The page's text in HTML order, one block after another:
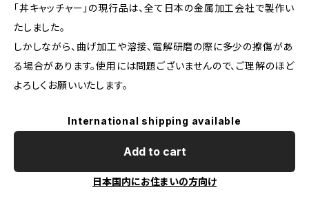
「丼キャッチャー」の現行品は、全て日本の金属加工会社で製作い
たしました。
しかしながら、曲げ加工や溶接、電解研磨の際に多少の擦傷があ
る場合があります。使用には問題ございませんので、ご理解のほど
よろしくお願いいたします。
International shipping available
Add to cart
日本国内にお住まいの方向け